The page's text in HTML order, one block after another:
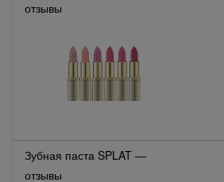
отзывы
Зубная паста SPLAT —
отзывы